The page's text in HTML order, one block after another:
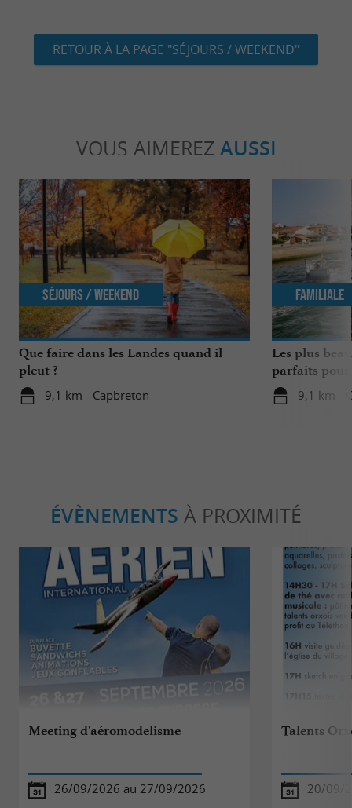
RETOUR À LA PAGE "SÉJOURS / WEEKEND"
VOUS AIMEREZ AUSSI
Que faire dans les Landes quand il
pleut ?
9,1 km - Capbreton
Séjours / Weekend
Les plus
parfaits pour
9,1 km -
Familiale
ÉVÈNEMENTS À PROXIMITÉ
Meeting d'aéromodelisme
26/09/2026 au 27/09/2026
Talents
20/09/